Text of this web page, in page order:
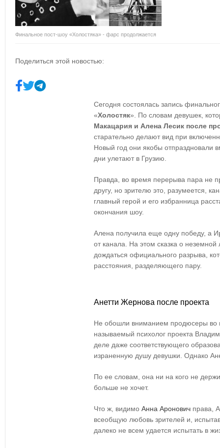
Финальное пост-шоу «Холостяка» - фарс продолжается
Поделиться этой новостью:
Сегодня состоялась запись
«Холостяк». По словам девушек,
Макацария и Алена Лесик после
старательно делают вид при
Новый год они якобы отпраздновали
дни улетают в Грузию.
Правда, во время перерыва пара не
другу, но зрителю это, разумеется,
главный герой и его избранница
окончания шоу.
Алена получила еще одну победу, а
от канала. На этом сказка о
дождаться официального разрыва,
расстояния, разделяющего пару.
Анетти Жернова после проекта
Не обошли вниманием продюсеры во
называемый психолог проекта
деле даже соответствующего
израненную душу девушки. Однако
По ее словам, она ни на кого не
больше не хочет.
Что ж, видимо Анна Аронович права,
всеобщую любовь зрителей и,
далеко не всем удается испытать в